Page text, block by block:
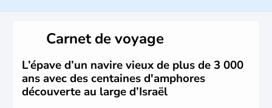
vrai essor économique dans le domaine des nouvelles
Carnet de voyage
L’épave d’un navire vieux de plus de 3 000
ans avec des centaines d'amphores
découverte au large d’Israël